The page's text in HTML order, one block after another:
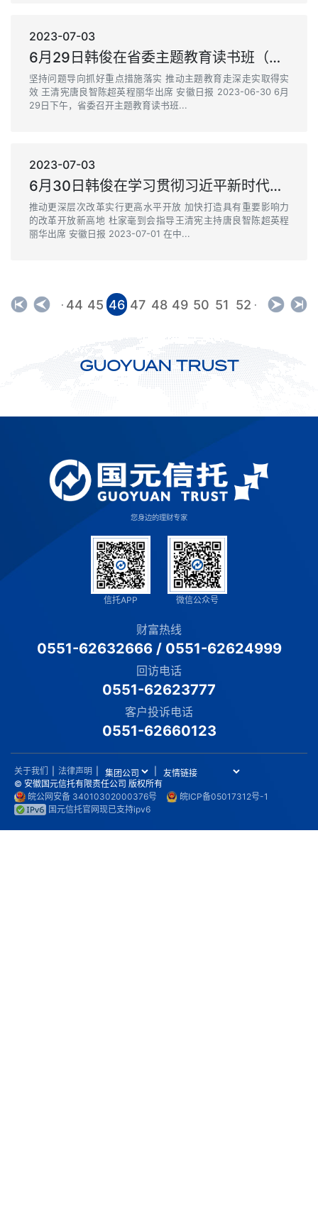
2023-07-03
6月29日韩俊在省委主题教育读书班（第三阶段）交流研讨暨省委理论学习中心组学习会议上的讲话
坚持问题导向抓好重点措施落实 推动主题教育走深走实取得实
效 王清宪唐良智陈超英程丽华出席 安徽日报 2023-06-30 6月
29日下午，省委召开主题教育读书班...
2023-07-03
6月30日韩俊在学习贯彻习近平新时代中国特色社会主义思想主题教育专题党课报告会上的讲话
推动更深层次改革实行更高水平开放 加快打造具有重要影响力
的改革开放新高地 杜家毫到会指导王清宪主持唐良智陈超英程
丽华出席 安徽日报 2023-07-01 在中...
· 44 45 46 47 48 49 50 51 52 ·
GUOYUAN TRUST
您身边的理财专家
信托APP 微信公众号
财富热线
0551-62632666/ 0551-62624999
回访电话
0551-62623777
客户投诉电话
0551-62660123
关于我们 法律声明
© 安徽国元信托有限责任公司 版权所有
皖公网安备 34010302000376号
皖ICP备05017312号-1
国元信托官网现已支持ipv6